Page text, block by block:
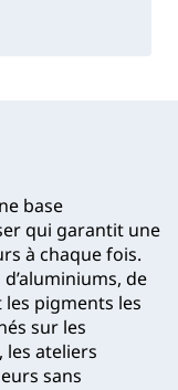
base
qui garantit une
à chaque fois.
de
les pigments les
sur les
les ateliers
sans